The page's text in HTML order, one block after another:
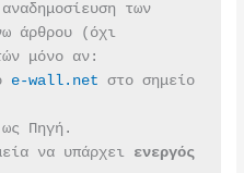
των
άρθρου (όχι
μόνο αν:
e-wall.net στο σημείο
Πηγή.
να υπάρχει
ενεργός